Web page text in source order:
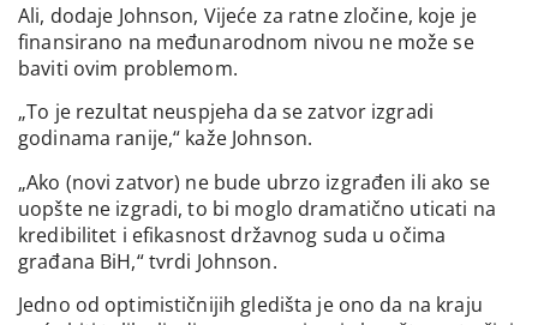
Ali, dodaje Johnson, Vijeće za ratne zločine, koje je
finansirano na međunarodnom nivou ne može se
baviti ovim problemom.
„To je rezultat neuspjeha da se zatvor izgradi
godinama ranije,“ kaže Johnson.
„Ako (novi zatvor) ne bude ubrzo izgrađen ili ako se
uopšte ne izgradi, to bi moglo dramatično uticati na
kredibilitet i efikasnost državnog suda u očima
građana BiH,“ tvrdi Johnson.
Jedno od optimističnijih gledišta je ono da na kraju